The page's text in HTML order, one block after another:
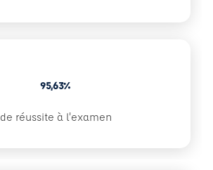
95,63%
de réussite à l'examen